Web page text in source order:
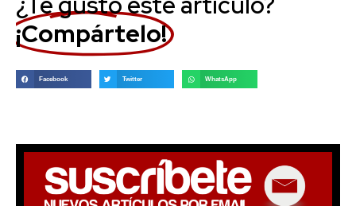
¡Compártelo!
Facebook Twitter WhatsApp